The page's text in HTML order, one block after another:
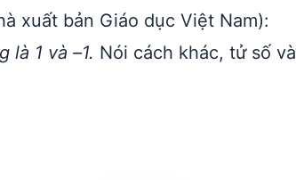
xuất bản Giáo dục Việt Nam):
là 1 và –1. Nói cách khác, tử số và